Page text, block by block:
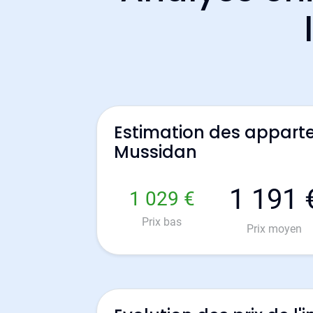
Estimation des
Mussidan
1 029 €
Prix bas
1 191
Prix moyen